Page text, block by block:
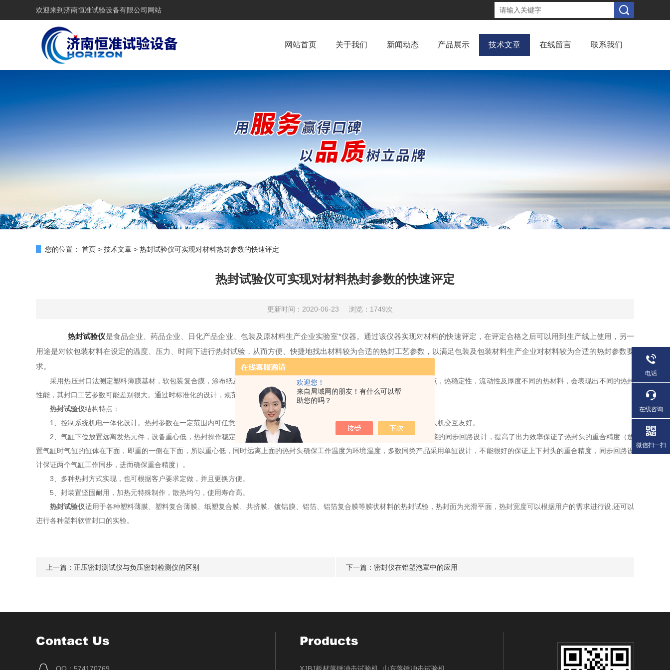
欢迎您！
来自局域网的朋友！有什么可以帮
助您的吗？
欢迎来到 济南恒准试验设备有限公司网站
网站首页 关于我们 新闻动态 产品展示 技术文章 在线留言 联系我们
您的位置： 首页 > 技术文章 > 热封试验仪可实现对材料热封参数的快速评定
热封试验仪可实现对材料热封参数的快速评定
更新时间：2020-06-23 浏览：1749次
热封试验仪是食品企业、药品企业、日化产品企业、包装及原材料生产企业实验室*仪器。通过该仪器实现对材料的快速评定，在评定合格之后可以用到生产线上使用，另一
用途是对软包装材料在设定的温度、压力、时间下进行热封试验，从而方便、快捷地找出材料较为合适的热封工艺参数，以满足包装及包装材料生产企业对材料较为合适的热封参数要
求。
采用热压封口法测定塑料薄膜基材，软包装复合膜，涂布纸及其他热封复合膜的热封温度，热封时间，热封压力等参数。熔点，热稳定性，流动性及厚度不同的热材料，会表现出不同的热封
性能，其封口工艺参数可能差别很大。通过时标准化的设计，规范化的操作，可获得精确的热封试验指标。
热封试验仪结构特点：
1、控制系统机电一体化设计。热封参数在一定范围内可任意设定，并在液晶屏中实时显示，直观明了，设备自动化程度高且人机交互友好。
2、气缸下位放置远离发热元件，设备重心低，热封操作稳定，同时也充分保证了气动元件正常工作的环境温度，双缸刚性连接的同步回路设计，提高了出力效率保证了热封头的重合精度（放
置气缸时气缸的缸体在下面，即重的一侧在下面，所以重心低，同时远离上面的热封头确保工作温度为环境温度，多数同类产品采用单缸设计，不能很好的保证上下封头的重合精度，同步回路设
计保证两个气缸工作同步，进而确保重合精度）。
3、多种热封方式实现，也可根据客户要求定做，并且更换方便。
5、封装置坚固耐用，加热元特殊制作，散热均匀，使用寿命高。
热封试验仪适用于各种塑料薄膜、塑料复合薄膜、纸塑复合膜、共挤膜、镀铝膜、铝箔、铝箔复合膜等膜状材料的热封试验，热封面为光滑平面，热封宽度可以根据用户的需求进行设,还可以
进行各种塑料软管封口的实验。
上一篇： 正压密封测试仪与负压密封检测仪的区别 下一篇： 密封仪在铝塑泡罩中的应用
Contact Us Products
电话
在线咨询
微信扫一扫